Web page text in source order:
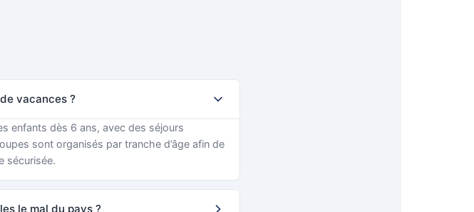
vacances ?
enfants dès 6 ans, avec des séjours
sont organisés par tranche d’âge afin de
sécurisée.
le mal du pays ?